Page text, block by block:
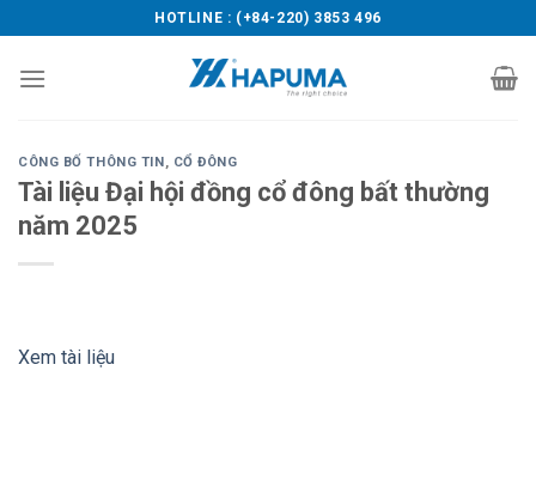
to
content
HOTLINE : (+84-220) 3853 496
CÔNG BỐ THÔNG TIN, CỔ ĐÔNG
Tài liệu Đại hội đồng cổ đông bất thường
năm 2025
Xem tài liệu